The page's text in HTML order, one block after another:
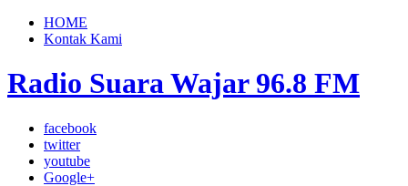
HOME
Kontak Kami
Radio Suara Wajar 96.8 FM
facebook
twitter
youtube
Google+